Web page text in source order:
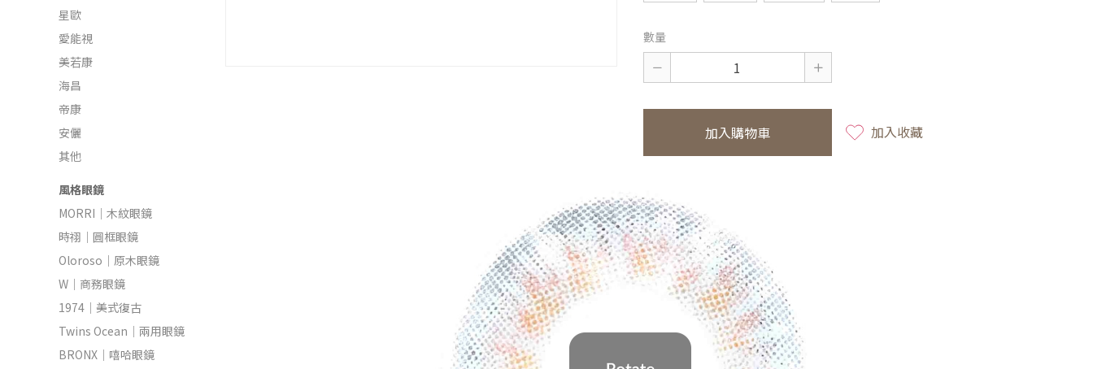
星歐
愛能視
美若康
海昌
帝康
安儷
其他
風格眼鏡
MORRI｜木紋眼鏡
時祤｜圓框眼鏡
Oloroso｜原木眼鏡
W｜商務眼鏡
1974｜美式復古
Twins Ocean｜兩用眼鏡
BRONX｜嘻哈眼鏡
數量
加入收藏
加入購物車